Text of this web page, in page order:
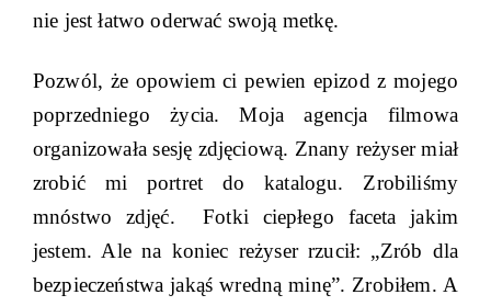
nie jest łatwo oderwać swoją metkę.
Pozwól, że opowiem ci pewien epizod z mojego
poprzedniego życia. Moja agencja filmowa
organizowała sesję zdjęciową. Znany reżyser miał
zrobić mi portret do katalogu. Zrobiliśmy
mnóstwo zdjęć. Fotki ciepłego faceta jakim
jestem. Ale na koniec reżyser rzucił: „Zrób dla
bezpieczeństwa jakąś wredną minę”. Zrobiłem. A